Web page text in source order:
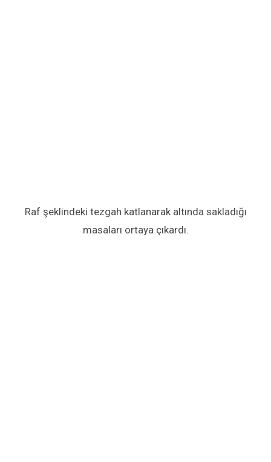
Raf şeklindeki tezgah katlanarak altında sakladığı
masaları ortaya çıkardı.